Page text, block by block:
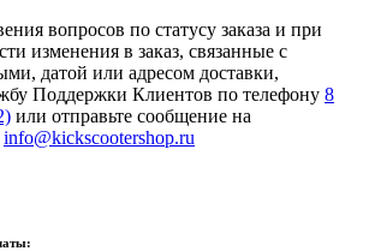
вопросов по статусу заказа и при
изменения в заказ, связанные с
датой или адресом доставки,
Поддержки Клиентов по телефону 8
или отправьте сообщение на
info@kickscootershop.ru